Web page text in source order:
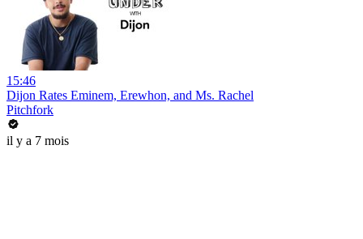
15:46
Dijon Rates Eminem, Erewhon, and Ms. Rachel
Pitchfork
il y a 7 mois